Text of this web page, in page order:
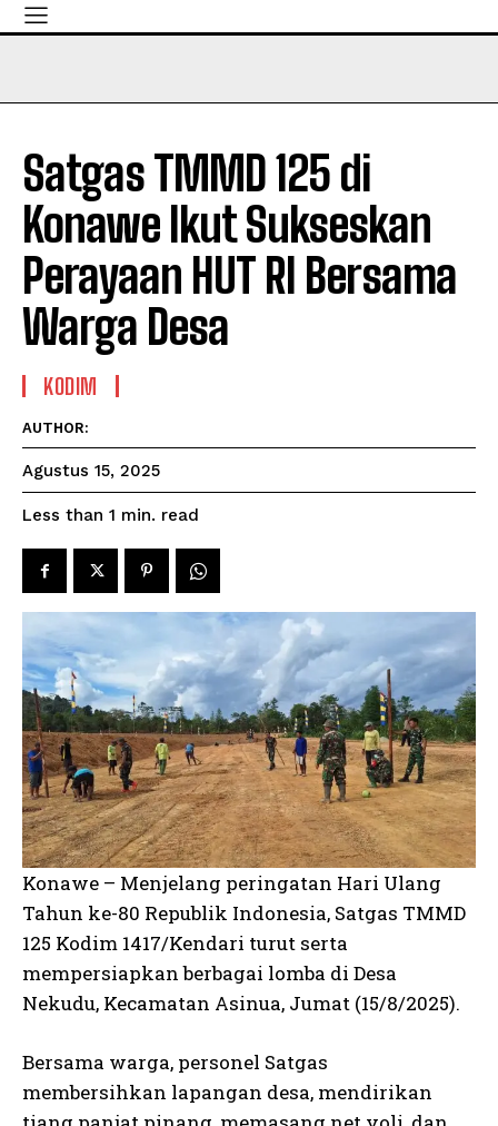
Satgas TMMD 125 di
Konawe Ikut Sukseskan
Perayaan HUT RI Bersama
Warga Desa
KODIM
AUTHOR:
Agustus 15, 2025
Less than 1 min. read
Konawe – Menjelang peringatan Hari Ulang
Tahun ke-80 Republik Indonesia, Satgas TMMD
125 Kodim 1417/Kendari turut serta
mempersiapkan berbagai lomba di Desa
Nekudu, Kecamatan Asinua, Jumat (15/8/2025).
Bersama warga, personel Satgas
membersihkan lapangan desa, mendirikan